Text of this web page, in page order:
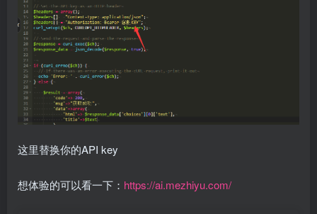
这里替换你的API key
想体验的可以看一下： https://ai.mezhiyu.com/